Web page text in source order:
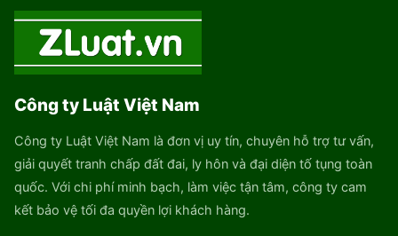
Công ty Luật Việt Nam
Công ty Luật Việt Nam là đơn vị uy tín, chuyên hỗ trợ tư vấn,
giải quyết tranh chấp đất đai, ly hôn và đại diện tố tụng toàn
quốc. Với chi phí minh bạch, làm việc tận tâm, công ty cam
kết bảo vệ tối đa quyền lợi khách hàng.